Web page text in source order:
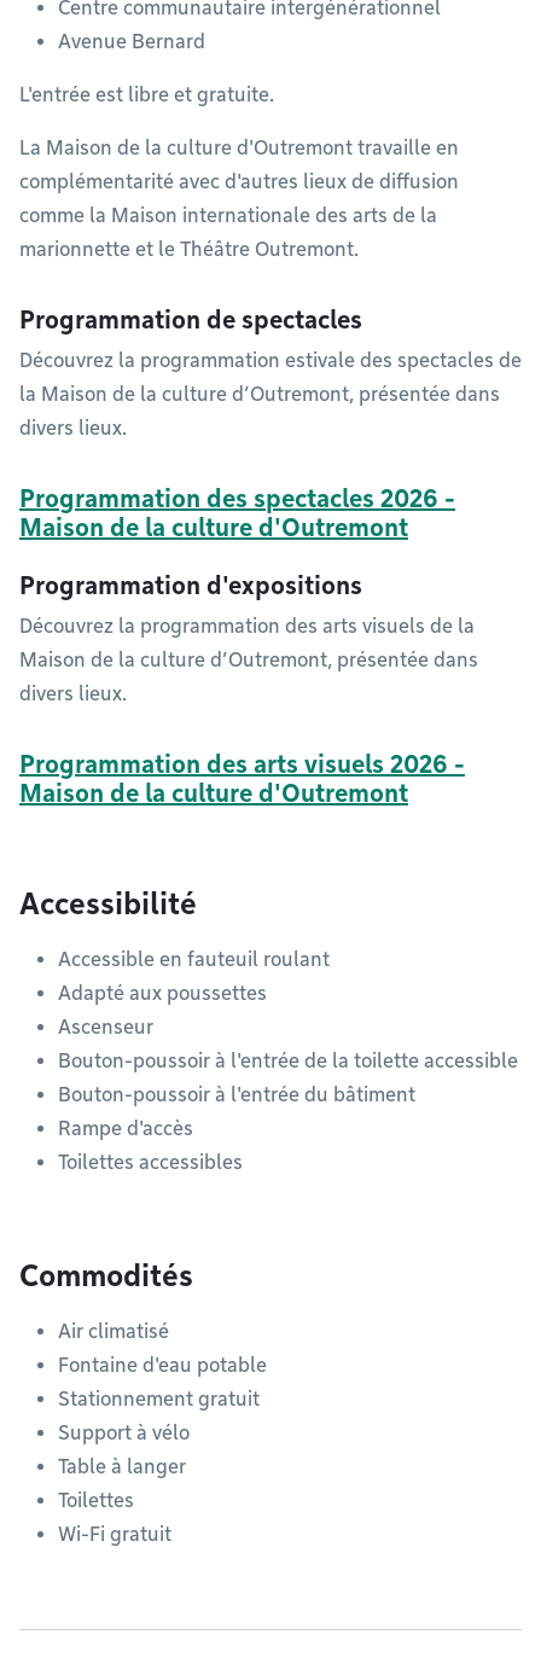
Centre communautaire intergénérationnel
Avenue Bernard
L'entrée est libre et gratuite.
La Maison de la culture d'Outremont travaille en
complémentarité avec d'autres lieux de diffusion
comme la Maison internationale des arts de la
marionnette et le Théâtre Outremont.
Programmation de spectacles
Découvrez la programmation estivale des spectacles de
la Maison de la culture d’Outremont, présentée dans
divers lieux.
Programmation des spectacles 2026 -
Maison de la culture d'Outremont
Programmation d'expositions
Découvrez la programmation des arts visuels de la
Maison de la culture d’Outremont, présentée dans
divers lieux.
Programmation des arts visuels 2026 -
Maison de la culture d'Outremont
Accessibilité
Accessible en fauteuil roulant
Adapté aux poussettes
Ascenseur
Bouton-poussoir à l'entrée de la toilette accessible
Bouton-poussoir à l'entrée du bâtiment
Rampe d'accès
Toilettes accessibles
Commodités
Air climatisé
Fontaine d'eau potable
Stationnement gratuit
Support à vélo
Table à langer
Toilettes
Wi-Fi gratuit